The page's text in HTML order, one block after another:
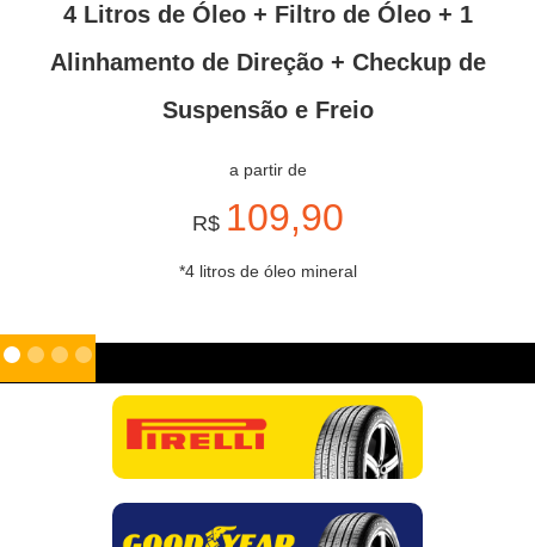
4 Litros de Óleo + Filtro de Óleo + 1
Alinhamento de Direção + Checkup de
Suspensão e Freio
a partir de
R$ 109,90
*4 litros de óleo mineral